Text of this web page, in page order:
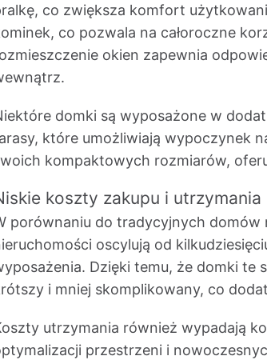
co zwiększa komfort
co pozwala na całoroczne
okien zapewnia
domki są wyposażone w
które umożliwiają wypoczynek
kompaktowych rozmiarów,
koszty zakupu i
porównaniu do tradycyjnych domów
oscylują od
Dzięki temu, że domki te
i mniej skomplikowany, co
utrzymania również wypadają
przestrzeni i